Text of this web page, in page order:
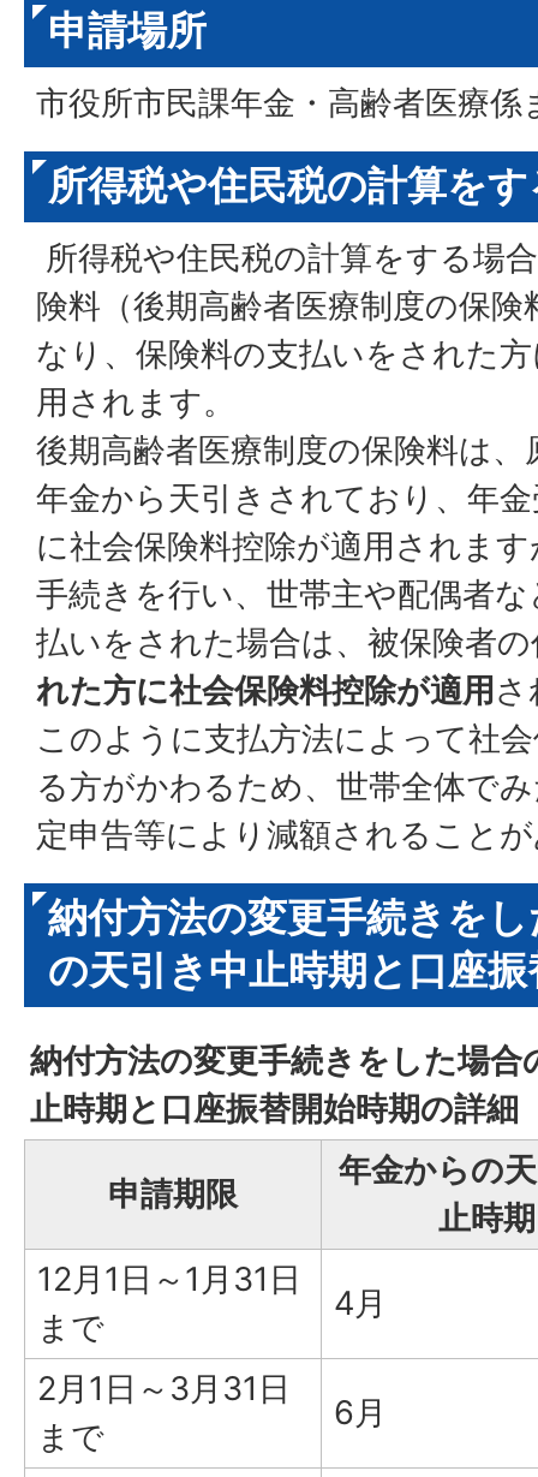
申請場所
市役所市民課年金・高齢者医療係
所得税や住民税の計算を
所得税や住民税の計算をする場
険料（後期高齢者医療制度の保
なり、保険料の支払いをされた
用されます。
後期高齢者医療制度の保険料は
年金から天引きされており、年
に社会保険料控除が適用されま
手続きを行い、世帯主や配偶者
払いをされた場合は、被保険者
れた方に社会保険料控除が適用
このように支払方法によって社
る方がかわるため、世帯全体で
定申告等により減額されること
納付方法の変更手続きを
の天引き中止時期と口座
納付方法の変更手続きをした場
止時期と口座振替開始時期の詳細
申請期限
年金からの
止時期
12月1日～1月31日
まで
4月
2月1日～3月31日
まで
6月